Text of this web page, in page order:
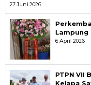
27 Juni 2026
Lampung
6 April 2026
PTPN VII
Kelapa